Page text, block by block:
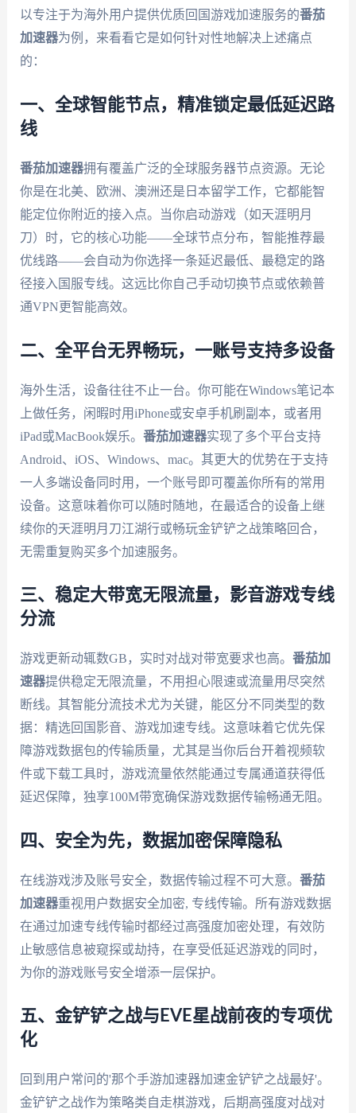
以专注于为海外用户提供优质回国游戏加速服务的番茄
加速器为例，来看看它是如何针对性地解决上述痛点
的：
一、全球智能节点，精准锁定最低延迟路
线
番茄加速器拥有覆盖广泛的全球服务器节点资源。无论
你是在北美、欧洲、澳洲还是日本留学工作，它都能智
能定位你附近的接入点。当你启动游戏（如天涯明月
刀）时，它的核心功能——全球节点分布，智能推荐最
优线路——会自动为你选择一条延迟最低、最稳定的路
径接入国服专线。这远比你自己手动切换节点或依赖普
通VPN更智能高效。
二、全平台无界畅玩，一账号支持多设备
海外生活，设备往往不止一台。你可能在Windows笔记本
上做任务，闲暇时用iPhone或安卓手机刷副本，或者用
iPad或MacBook娱乐。 番茄加速器实现了多个平台支持
Android、iOS、Windows、mac。其更大的优势在于支持
一人多端设备同时用，一个账号即可覆盖你所有的常用
设备。这意味着你可以随时随地，在最适合的设备上继
续你的天涯明月刀江湖行或畅玩金铲铲之战策略回合，
无需重复购买多个加速服务。
三、稳定大带宽无限流量，影音游戏专线
分流
游戏更新动辄数GB，实时对战对带宽要求也高。 番茄加
速器提供稳定无限流量，不用担心限速或流量用尽突然
断线。其智能分流技术尤为关键，能区分不同类型的数
据：精选回国影音、游戏加速专线。这意味着它优先保
障游戏数据包的传输质量，尤其是当你后台开着视频软
件或下载工具时，游戏流量依然能通过专属通道获得低
延迟保障，独享100M带宽确保游戏数据传输畅通无阻。
四、安全为先，数据加密保障隐私
在线游戏涉及账号安全，数据传输过程不可大意。 番茄
加速器重视用户数据安全加密, 专线传输。所有游戏数据
在通过加速专线传输时都经过高强度加密处理，有效防
止敏感信息被窥探或劫持，在享受低延迟游戏的同时，
为你的游戏账号安全增添一层保护。
五、金铲铲之战与EVE星战前夜的专项优
化
回到用户常问的'那个手游加速器加速金铲铲之战最好'。
金铲铲之战作为策略类自走棋游戏，后期高强度对战对